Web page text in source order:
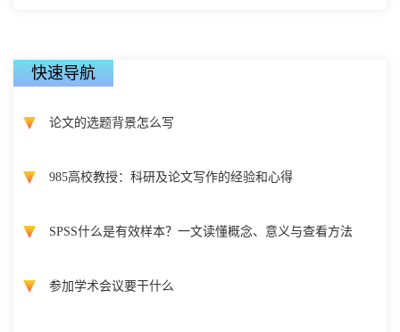
快速导航
论文的选题背景怎么写
985高校教授：科研及论文写作的经验和心得
SPSS什么是有效样本？一文读懂概念、意义与查看方法
参加学术会议要干什么